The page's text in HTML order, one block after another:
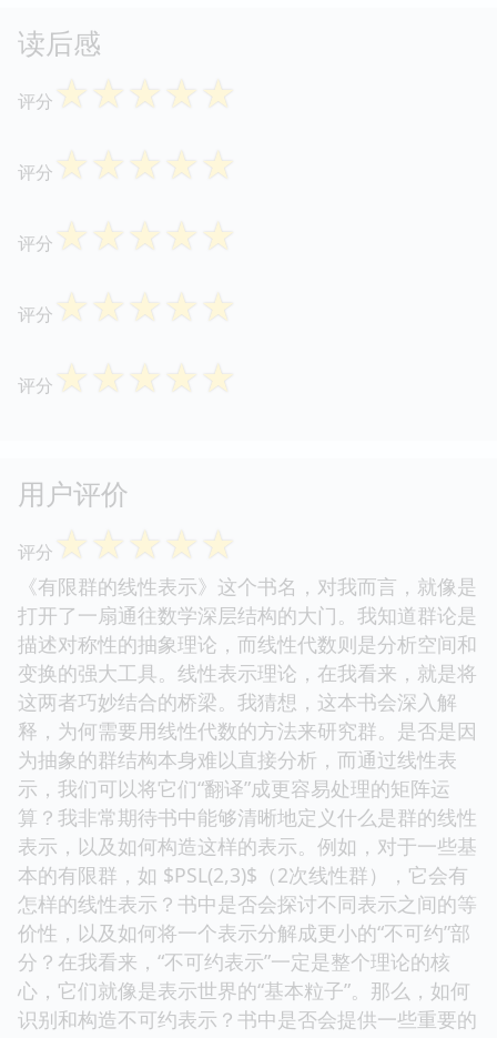
读后感
评分 ☆☆☆☆☆
评分 ☆☆☆☆☆
评分 ☆☆☆☆☆
评分 ☆☆☆☆☆
评分 ☆☆☆☆☆
用户评价
评分 ☆☆☆☆☆
《有限群的线性表示》这个书名，对我而言，就像是
打开了一扇通往数学深层结构的大门。我知道群论是
描述对称性的抽象理论，而线性代数则是分析空间和
变换的强大工具。线性表示理论，在我看来，就是将
这两者巧妙结合的桥梁。我猜想，这本书会深入解
释，为何需要用线性代数的方法来研究群。是否是因
为抽象的群结构本身难以直接分析，而通过线性表
示，我们可以将它们“翻译”成更容易处理的矩阵运
算？我非常期待书中能够清晰地定义什么是群的线性
表示，以及如何构造这样的表示。例如，对于一些基
本的有限群，如 $PSL(2,3)$（2次线性群），它会有
怎样的线性表示？书中是否会探讨不同表示之间的等
价性，以及如何将一个表示分解成更小的“不可约”部
分？在我看来，“不可约表示”一定是整个理论的核
心，它们就像是表示世界的“基本粒子”。那么，如何
识别和构造不可约表示？书中是否会提供一些重要的